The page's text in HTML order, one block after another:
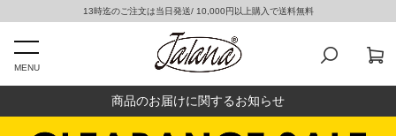
13時迄のご注文は当日発送/ 10,000円以上購入で送料無料
MENU
商品のお届けに関するお知らせ